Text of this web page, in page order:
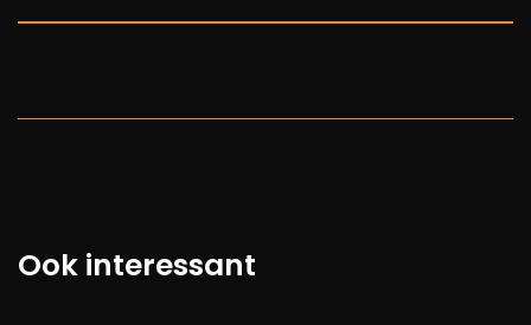
Ook interessant